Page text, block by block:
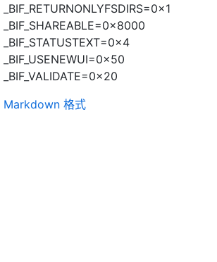
_BIF_RETURNONLYFSDIRS=0x1
_BIF_SHAREABLE=0x8000
_BIF_STATUSTEXT=0x4
_BIF_USENEWUI=0x50
_BIF_VALIDATE=0x20
Markdown 格式